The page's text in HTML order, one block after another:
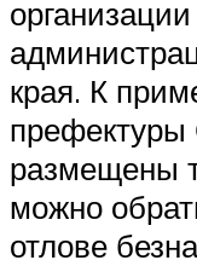
края. К
размещены
можно
отлове